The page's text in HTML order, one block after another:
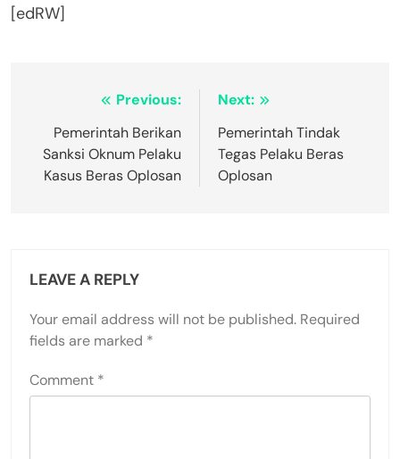
[edRW]
navigation
Previous:
Pemerintah Berikan
Sanksi Oknum Pelaku
Kasus Beras Oplosan
Next:
Pemerintah Tindak
Tegas Pelaku Beras
Oplosan
LEAVE A REPLY
Your email address will not be published. Required
fields are marked *
Comment *